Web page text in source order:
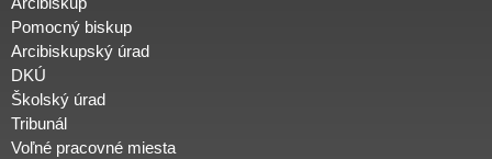
Pomocný biskup
Arcibiskupský úrad
DKÚ
Školský úrad
Tribunál
Voľné pracovné miesta